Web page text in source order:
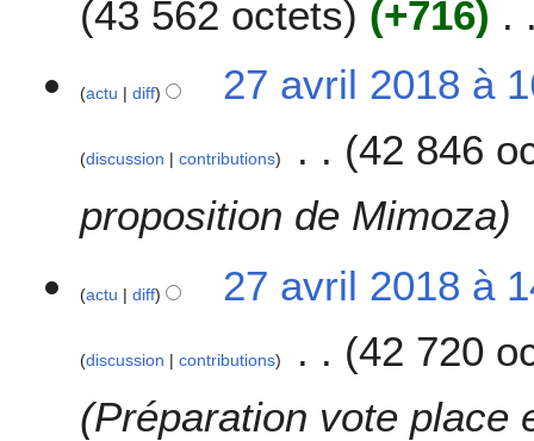
s 43 562 octets
+716
7
0
actu diff 27 avril 2018 à
discussion contributions
42 846
proposition de Mimoza
actu diff 27 avril 2018 à
discussion contributions
42 720
Préparation vote place